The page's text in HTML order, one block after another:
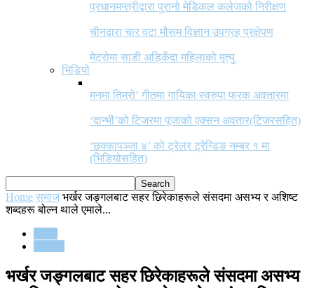
प्रधानमन्त्रीद्वारा पुरानो मेडिकल कलेजको निरीक्षण
चीनद्वारा चार वटा मौसम विज्ञान उपग्रह प्रक्षेपण
मेट्रोमा साडी अड्किँदा महिलाको मृत्यु
भिडियो
मनमा तिम्रो’ गीतमा गायिका स्वरुपा फरक अवतारमा
‘दान्भी’को टिजरमा पूजाको एक्सन अवतार(टिजरसहित)
‘छक्कापञ्जा ४’ को ट्रेलर ट्रेन्डिङ नम्बर १ मा
(भिडियोसहित)
Home समाज भर्खर जङ्गलबाट सहर छिरेकाहरूले संसदमा असभ्य र अशिष्ट
शब्दहरू बोल्न थाले एमाले...
भर्खर जङ्गलबाट सहर छिरेकाहरूले संसदमा असभ्य